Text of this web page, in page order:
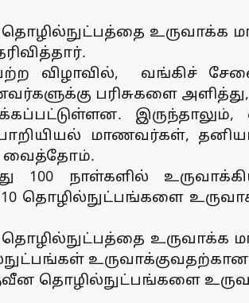
உருவாக்க
விழாவில், வங்கிச்
பரிசுகளை
இருந்தாலும்,
மாணவர்கள்,
வைத்தோம்.
100 நாள்களில்
10 தொழில்நுட்பங்களை
உருவாக்க
உருவாக்குவதற்கான
தொழில்நுட்பங்களை